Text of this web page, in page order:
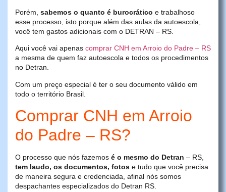
Porém, sabemos o quanto é burocrático e trabalhoso
esse processo, isto porque além das aulas da autoescola,
você tem gastos adicionais com o DETRAN – RS.
Aqui você vai apenas comprar CNH em Arroio do Padre – RS
a mesma de quem faz autoescola e todos os procedimentos
no Detran.
Com um preço especial é ter o seu documento válido em
todo o território Brasil.
Comprar CNH em Arroio
do Padre – RS?
O processo que nós fazemos é o mesmo do Detran – RS,
tem laudo, os documentos, fotos e tudo que você precisa
de maneira segura e credenciada, afinal nós somos
despachantes especializados do Detran RS.